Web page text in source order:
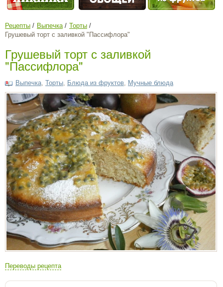
Рецепты Выпечка
Торты
Грушевый торт с заливкой "Пассифлора"
Грушевый торт с заливкой
"Пассифлора"
Выпечка Торты Блюда из фруктов Мучные блюда
Переводы рецепта